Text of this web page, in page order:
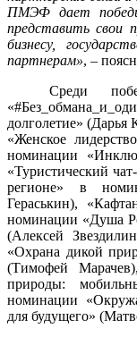
ПМЭФ дает
представить свои
бизнесу,
партнерам», –
Среди
долголетие»
«Женское
номинации
«Туристический
регионе» в
Гераськин),
номинации «Душа
(Алексей
«Охрана дикой
(Тимофей
природы:
номинации
для будущего»